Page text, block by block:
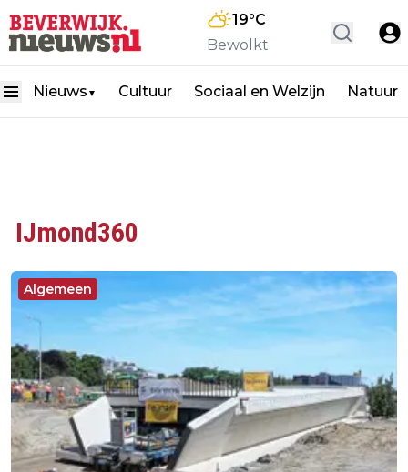
19°C
Bewolkt
Nieuws ▼ Cultuur Sociaal en Welzijn Natuur
IJmond360
Algemeen